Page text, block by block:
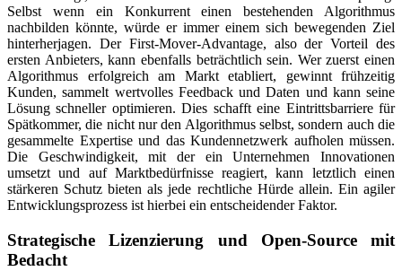
Selbst wenn ein Konkurrent einen bestehenden Algorithmus
nachbilden könnte, würde er immer einem sich bewegenden Ziel
hinterherjagen. Der First-Mover-Advantage, also der Vorteil des
ersten Anbieters, kann ebenfalls beträchtlich sein. Wer zuerst einen
Algorithmus erfolgreich am Markt etabliert, gewinnt frühzeitig
Kunden, sammelt wertvolles Feedback und Daten und kann seine
Lösung schneller optimieren. Dies schafft eine Eintrittsbarriere für
Spätkommer, die nicht nur den Algorithmus selbst, sondern auch die
gesammelte Expertise und das Kundennetzwerk aufholen müssen.
Die Geschwindigkeit, mit der ein Unternehmen Innovationen
umsetzt und auf Marktbedürfnisse reagiert, kann letztlich einen
stärkeren Schutz bieten als jede rechtliche Hürde allein. Ein agiler
Entwicklungsprozess ist hierbei ein entscheidender Faktor.
Strategische Lizenzierung und Open-Source mit
Bedacht